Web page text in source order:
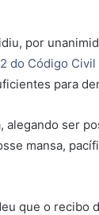
por
do Código Civil
para
alegando ser
mansa,
que o